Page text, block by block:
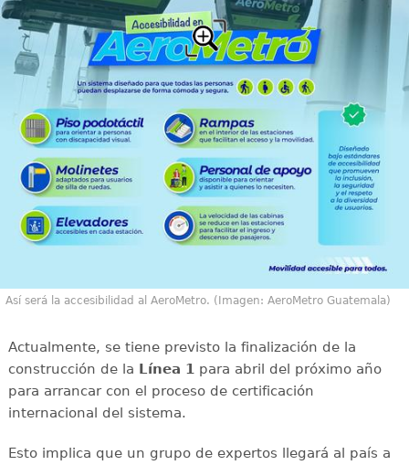
Así será la accesibilidad al AeroMetro. (Imagen: AeroMetro Guatemala)
Actualmente, se tiene previsto la finalización de la
construcción de la Línea 1para abril del próximo año
para arrancar con el proceso de certificación
internacional del sistema.
Esto implica que un grupo de expertos llegará al país a